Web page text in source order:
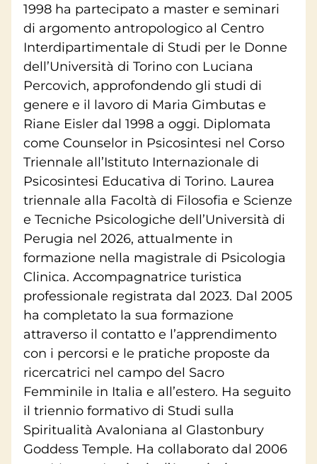
1998 ha partecipato a master e seminari
di argomento antropologico al Centro
Interdipartimentale di Studi per le Donne
dell’Università di Torino con Luciana
Percovich, approfondendo gli studi di
genere e il lavoro di Maria Gimbutas e
Riane Eisler dal 1998 a oggi. Diplomata
come Counselor in Psicosintesi nel Corso
Triennale all’Istituto Internazionale di
Psicosintesi Educativa di Torino. Laurea
triennale alla Facoltà di Filosofia e Scienze
e Tecniche Psicologiche dell’Università di
Perugia nel 2026, attualmente in
formazione nella magistrale di Psicologia
Clinica. Accompagnatrice turistica
professionale registrata dal 2023. Dal 2005
ha completato la sua formazione
attraverso il contatto e l’apprendimento
con i percorsi e le pratiche proposte da
ricercatrici nel campo del Sacro
Femminile in Italia e all’estero. Ha seguito
il triennio formativo di Studi sulla
Spiritualità Avaloniana al Glastonbury
Goddess Temple. Ha collaborato dal 2006